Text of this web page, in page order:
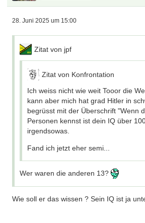
28. Juni 2025 um 15:00
Zitat von jpf
Zitat von Konfrontation
Ich weiss nicht wie weit Tooor die
kann aber mich hat grad Hitler in
begrüsst mit der Überschrift "Wenn
Personen kennst ist dein IQ über
irgendsowas.
Fand ich jetzt eher semi...
Wer waren die anderen 13?
Wie soll er das wissen ? Sein IQ ist ja